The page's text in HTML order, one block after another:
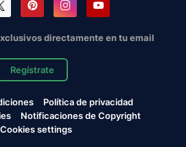
directamente en tu email
Regístrate
Política de privacidad
Notificaciones de Copyright
Cookies settings